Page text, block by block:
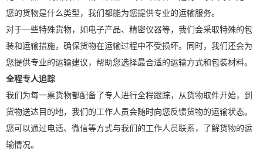
您的货物是什么类型，我们都能为您提供专业的运输服务。
对于一些特殊货物，如电子产品、精密仪器等，我们会采取特殊的包
装和运输措施，确保货物在运输过程中不受损坏。同时，我们还会为
您提供专业的运输建议，帮助您选择最合适的运输方式和包装材料。
全程专人追踪
我们为每一票货物都配备了专人进行全程跟踪，从货物取件开始，到
货物送达目的地，我们的工作人员会随时向您反馈货物的运输状态。
您可以通过电话、微信等方式与我们的工作人员联系，了解货物的运
输情况。